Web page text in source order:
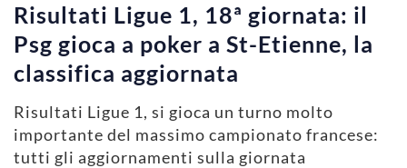
Risultati Ligue 1, 18ª giornata: il
Psg gioca a poker a St-Etienne, la
classifica aggiornata
Risultati Ligue 1, si gioca un turno molto
importante del massimo campionato francese:
tutti gli aggiornamenti sulla giornata